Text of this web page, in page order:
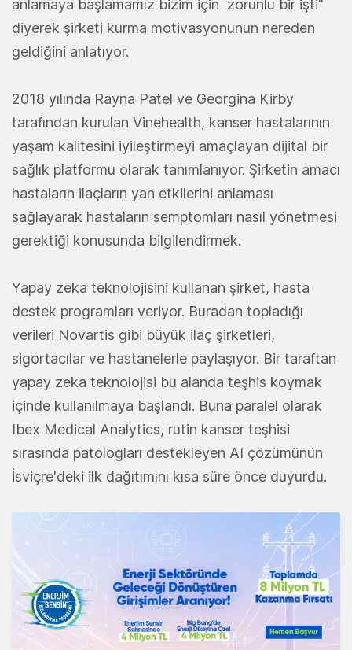
anlamaya başlamamız bizim için zorunlu bir işti"
diyerek şirketi kurma motivasyonunun nereden
geldiğini anlatıyor.
2018 yılında Rayna Patel ve Georgina Kirby
tarafından kurulan Vinehealth, kanser hastalarının
yaşam kalitesini iyileştirmeyi amaçlayan dijital bir
sağlık platformu olarak tanımlanıyor. Şirketin amacı
hastaların ilaçların yan etkilerini anlaması
sağlayarak hastaların semptomları nasıl yönetmesi
gerektiği konusunda bilgilendirmek.
Yapay zeka teknolojisini kullanan şirket, hasta
destek programları veriyor. Buradan topladığı
verileri Novartis gibi büyük ilaç şirketleri,
sigortacılar ve hastanelerle paylaşıyor. Bir taraftan
yapay zeka teknolojisi bu alanda teşhis koymak
içinde kullanılmaya başlandı. Buna paralel olarak
Ibex Medical Analytics, rutin kanser teşhisi
sırasında patologları destekleyen AI çözümünün
İsviçre'deki ilk dağıtımını kısa süre önce duyurdu.